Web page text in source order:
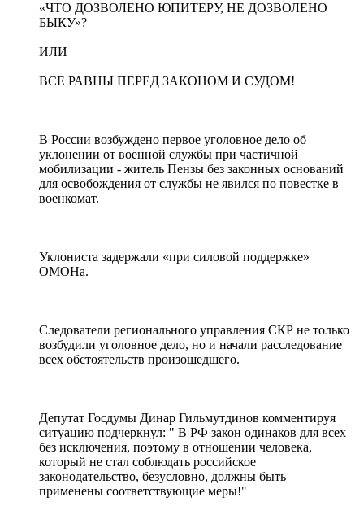
«ЧТО ДОЗВОЛЕНО ЮПИТЕРУ, НЕ ДОЗВОЛЕНО
БЫКУ»?
ИЛИ
ВСЕ РАВНЫ ПЕРЕД ЗАКОНОМ И СУДОМ!
В России возбуждено первое уголовное дело об
уклонении от военной службы при частичной
мобилизации - житель Пензы без законных оснований
для освобождения от службы не явился по повестке в
военкомат.
Уклониста задержали «при силовой поддержке»
ОМОНа.
Следователи регионального управления СКР не только
возбудили уголовное дело, но и начали расследование
всех обстоятельств произошедшего.
Депутат Госдумы Динар Гильмутдинов комментируя
ситуацию подчеркнул: " В РФ закон одинаков для всех
без исключения, поэтому в отношении человека,
который не стал соблюдать российское
законодательство, безусловно, должны быть
применены соответствующие меры!"